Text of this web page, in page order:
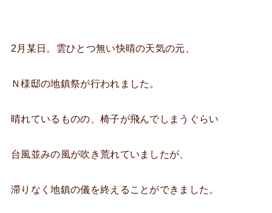
2月某日。雲ひとつ無い快晴の天気の元、
Ｎ様邸の地鎮祭が行われました。
晴れているものの、椅子が飛んでしまうぐらい
台風並みの風が吹き荒れていましたが、
滞りなく地鎮の儀を終えることができました。